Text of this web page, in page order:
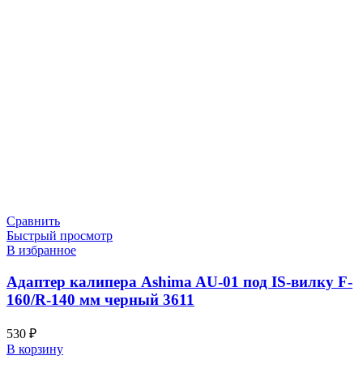
Сравнить
Быстрый просмотр
В избранное
Адаптер калипера Ashima AU-01 под IS-вилку F-
160/R-140 мм черный 3611
530 ₽
В корзину